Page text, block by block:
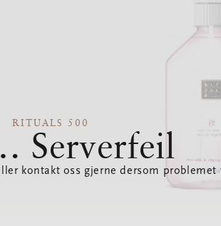
RITUALS 500
Serverfeil
kontakt oss gjerne dersom problemet